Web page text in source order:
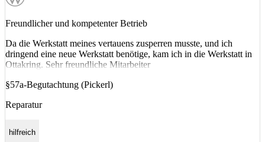
Freundlicher und kompetenter Betrieb
Da die Werkstatt meines vertauens zusperren musste, und ich
dringend eine neue Werkstatt benötige, kam ich in die Werkstatt in
Ottakring. Sehr freundliche Mitarbeiter
§57a-Begutachtung (Pickerl)
Reparatur
hilfreich